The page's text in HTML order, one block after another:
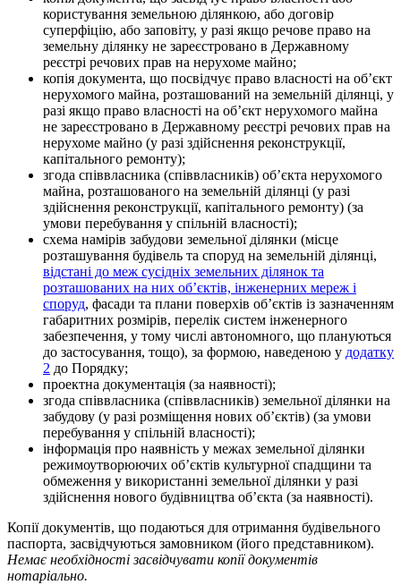
користування земельною ділянкою, або договір
суперфіцію, або заповіту, у разі якщо речове право на
земельну ділянку не зареєстровано в Державному
реєстрі речових прав на нерухоме майно;
копія документа, що посвідчує право власності на об’єкт
нерухомого майна, розташований на земельній ділянці, у
разі якщо право власності на об’єкт нерухомого майна
не зареєстровано в Державному реєстрі речових прав на
нерухоме майно (у разі здійснення реконструкції,
капітального ремонту);
згода співвласника (співвласників) об’єкта нерухомого
майна, розташованого на земельній ділянці (у разі
здійснення реконструкції, капітального ремонту) (за
умови перебування у спільній власності);
схема намірів забудови земельної ділянки (місце
розташування будівель та споруд на земельній ділянці,
відстані до меж сусідніх земельних ділянок та
розташованих на них об’єктів, інженерних мереж і
споруд, фасади та плани поверхів об’єктів із зазначенням
габаритних розмірів, перелік систем інженерного
забезпечення, у тому числі автономного, що плануються
до застосування, тощо), за формою, наведеною у додатку
2 до Порядку;
проектна документація (за наявності);
згода співвласника (співвласників) земельної ділянки на
забудову (у разі розміщення нових об’єктів) (за умови
перебування у спільній власності);
інформація про наявність у межах земельної ділянки
режимоутворюючих об’єктів культурної спадщини та
обмеження у використанні земельної ділянки у разі
здійснення нового будівництва об’єкта (за наявності).
Копії документів, що подаються для отримання будівельного
паспорта, засвідчуються замовником (його представником).
Немає необхідності засвідчувати копії документів
нотаріально.